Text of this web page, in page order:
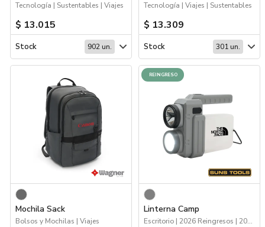
Tecnología | Sustentables | Viajes
$ 13.015
Stock 902 un.
Tecnología | Viajes | Sustentables
$ 13.309
Stock 301 un.
Mochila Sack
Bolsos y Mochilas | Viajes
REINGRESO
Linterna Camp
Escritorio | 2026 Reingresos | 2026 Minería | Hogar y Tiempo Libre | Tecnología | Viajes